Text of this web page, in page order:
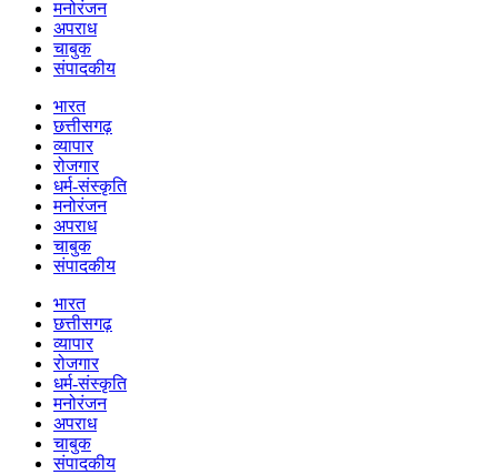
मनोरंजन
अपराध
चाबुक
संपादकीय
भारत
छत्तीसगढ़
व्यापार
रोजगार
धर्म-संस्कृति
मनोरंजन
अपराध
चाबुक
संपादकीय
भारत
छत्तीसगढ़
व्यापार
रोजगार
धर्म-संस्कृति
मनोरंजन
अपराध
चाबुक
संपादकीय